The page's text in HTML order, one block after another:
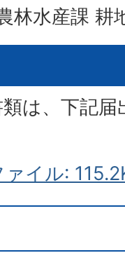
林水産課 耕
は、下記
イル: